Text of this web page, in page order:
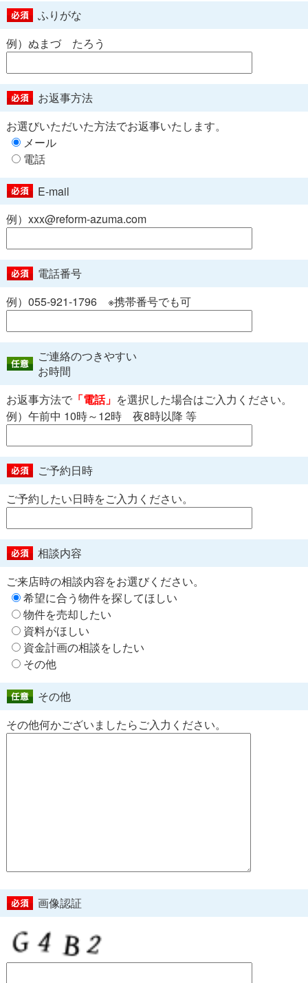
ふりがな
例）ぬまづ たろう
お返事方法
お選びいただいた方法でお返事いたします。
メール
電話
E-mail
例）xxx@reform-azuma.com
電話番号
例）055-921-1796 ※携帯番号でも可
ご連絡のつきやすい
お時間
お返事方法で「電話」 を選択した場合はご入力ください。
例）午前中 10時～12時 夜8時以降 等
ご予約日時
ご予約したい日時をご入力ください。
相談内容
ご来店時の相談内容をお選びください。
希望に合う物件を探してほしい
物件を売却したい
資料がほしい
資金計画の相談をしたい
その他
その他
その他何かございましたらご入力ください。
画像認証